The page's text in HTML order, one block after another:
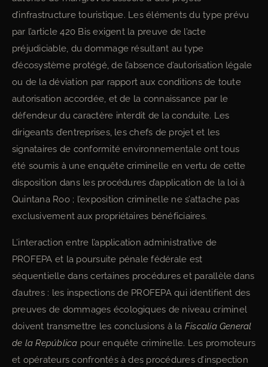
d’infrastructure touristique. Les éléments du type prévu
par l’article 420 Bis exigent la preuve de l’acte
préjudiciable, du dommage résultant au type
d’écosystème protégé, de l’absence d’autorisation légale
ou de la déviation par rapport aux conditions de toute
autorisation accordée, et de la connaissance par le
défendeur du caractère interdit de la conduite. Les
dirigeants d’entreprises, les chefs de projet et les
signataires de conformité environnementale ont tous
été soumis à une enquête criminelle en vertu de cette
disposition dans les procédures d’application de la loi à
Quintana Roo ; l’exposition criminelle ne s’attache pas
exclusivement aux propriétaires bénéficiaires.
L’interaction entre l’application administrative de
PROFEPA et la poursuite pénale fédérale est
séquentielle dans certaines procédures et parallèle dans
d’autres : les inspections de PROFEPA qui identifient des
preuves de dommages écologiques de niveau criminel
doivent transmettre les conclusions à la Fiscalía General
de la República pour enquête criminelle. Les promoteurs
et opérateurs confrontés à des procédures d’inspection